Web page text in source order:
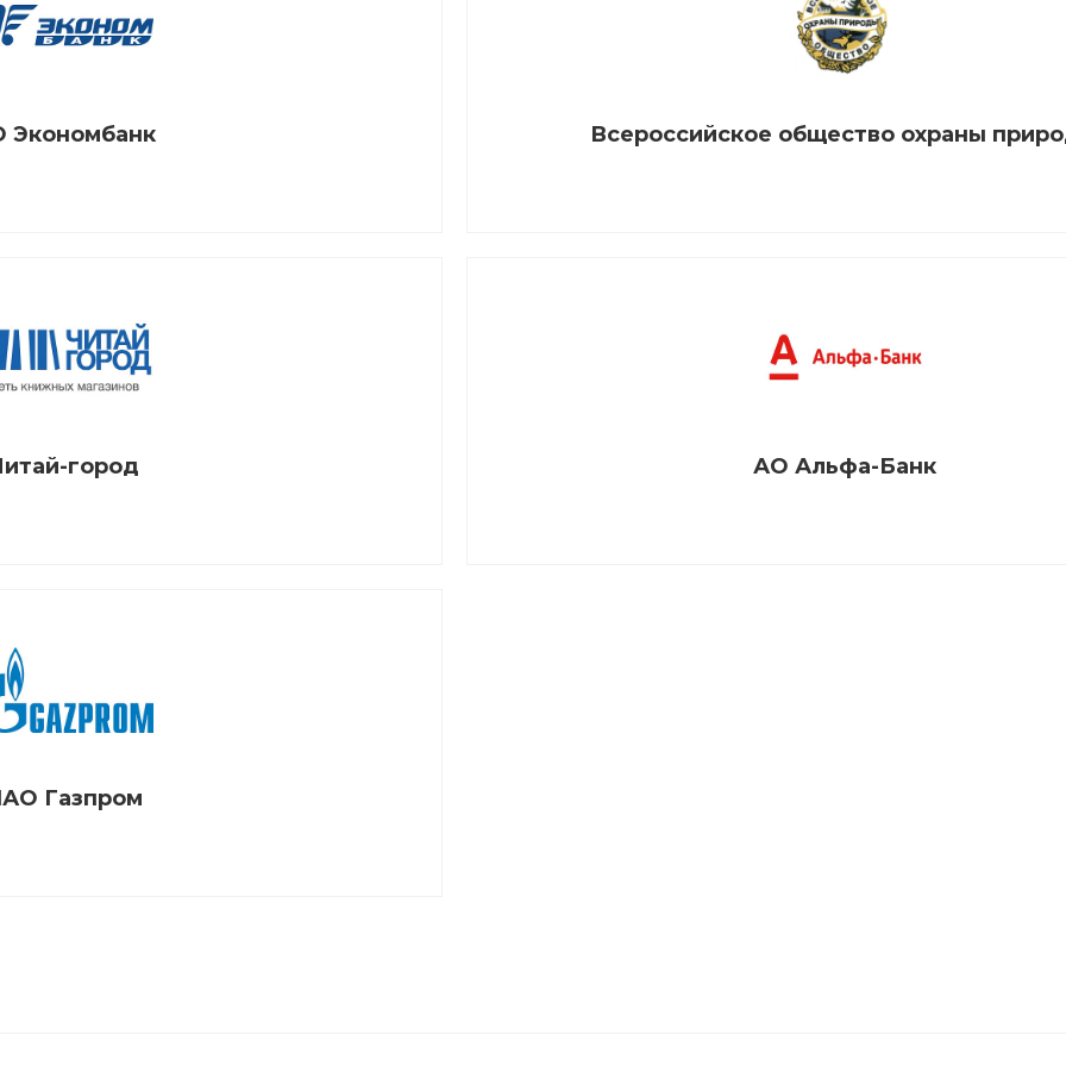
Экономбанк Всероссийское общество охраны
город АО Альфа-Банк
Газпром